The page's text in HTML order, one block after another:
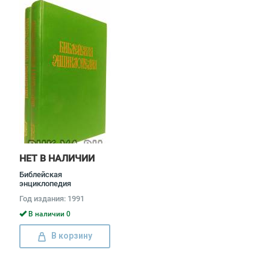
НЕТ В НАЛИЧИИ
Библейская
энциклопедия
Год издания: 1991
В наличии 0
В корзину